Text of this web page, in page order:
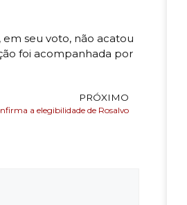
seu voto, não acatou
foi acompanhada por
PRÓXIMO
a elegibilidade de Rosalvo